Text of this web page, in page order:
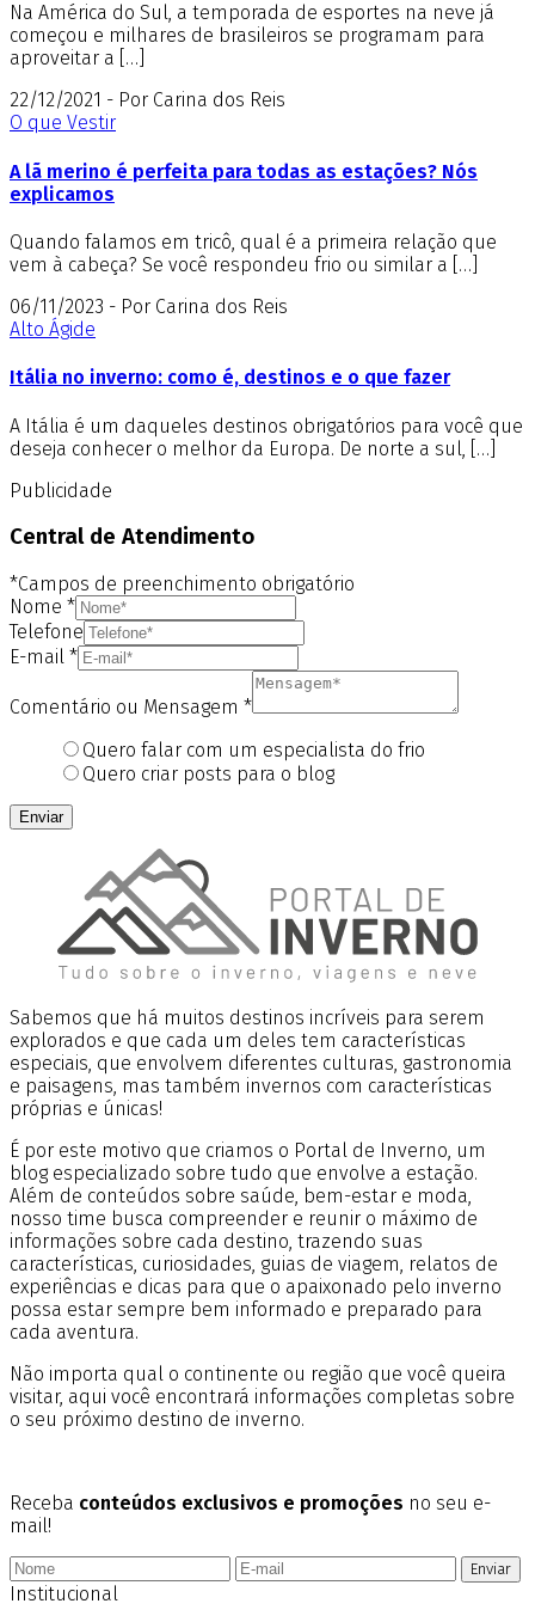
Na América do Sul, a temporada de esportes na neve já
começou e milhares de brasileiros se programam para
aproveitar a […]
22/12/2021 - Por Carina dos Reis
O que Vestir
A lã merino é perfeita para todas as estações? Nós
explicamos
Quando falamos em tricô, qual é a primeira relação que
vem à cabeça? Se você respondeu frio ou similar a […]
06/11/2023 - Por Carina dos Reis
Alto Ágide
Itália no inverno: como é, destinos e o que fazer
A Itália é um daqueles destinos obrigatórios para você que
deseja conhecer o melhor da Europa. De norte a sul, […]
Publicidade
Central de Atendimento
*Campos de preenchimento obrigatório
Nome *
Telefone
E-mail *
Comentário ou Mensagem *
Quero falar com um especialista do frio
Quero criar posts para o blog
Enviar
Sabemos que há muitos destinos incríveis para serem
explorados e que cada um deles tem características
especiais, que envolvem diferentes culturas, gastronomia
e paisagens, mas também invernos com características
próprias e únicas!
É por este motivo que criamos o Portal de Inverno, um
blog especializado sobre tudo que envolve a estação.
Além de conteúdos sobre saúde, bem-estar e moda,
nosso time busca compreender e reunir o máximo de
informações sobre cada destino, trazendo suas
características, curiosidades, guias de viagem, relatos de
experiências e dicas para que o apaixonado pelo inverno
possa estar sempre bem informado e preparado para
cada aventura.
Não importa qual o continente ou região que você queira
visitar, aqui você encontrará informações completas sobre
o seu próximo destino de inverno.
Receba conteúdos exclusivos e promoções no seu e-
mail!
Enviar
Institucional